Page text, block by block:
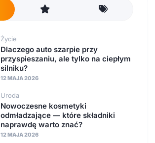
Życie
Dlaczego auto szarpie przy
przyspieszaniu, ale tylko na ciepłym
silniku?
12 MAJA 2026
Uroda
Nowoczesne kosmetyki
odmładzające — które składniki
naprawdę warto znać?
12 MAJA 2026